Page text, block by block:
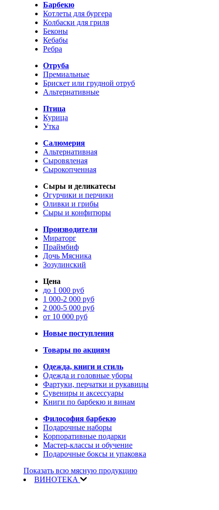
Барбекю
Котлеты для бургера
Колбаски для гриля
Беконы
Кебабы
Ребра
Отруба
Премиальные
Брискет или грудной отруб
Альтернативные
Птица
Курица
Утка
Салюмерия
Альтернативная
Сыровяленая
Сырокопченная
Сыры и деликатесы
Огурчики и перчики
Оливки и грибы
Сыры и конфитюры
Производители
Мираторг
Праймбиф
Дочь Мясника
Зозулинский
Цена
до 1 000 руб
1 000-2 000 руб
2 000-5 000 руб
от 10 000 руб
Новые поступления
Товары по акциям
Одежда, книги и стиль
Одежда и головные уборы
Фартуки, перчатки и рукавицы
Сувениры и аксессуары
Книги по барбекю и винам
Философия барбекю
Подарочные наборы
Корпоративные подарки
Мастер-классы и обучение
Подарочные боксы и упаковка
Показать всю мясную продукцию
ВИНОТЕКА